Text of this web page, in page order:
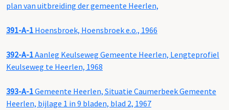
plan van uitbreiding der gemeente Heerlen,
391-A-1 Hoensbroek, Hoensbroek e.o., 1966
392-A-1Aanleg Keulseweg Gemeente Heerlen, Lengteprofiel
Keulseweg te Heerlen, 1968
393-A-1Gemeente Heerlen, Situatie Caumerbeek Gemeente
Heerlen, bijlage 1 in 9 bladen, blad 2, 1967